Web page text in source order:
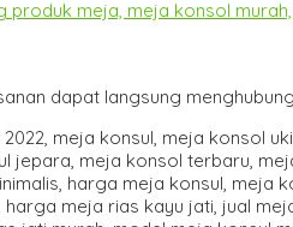
dapat langsung